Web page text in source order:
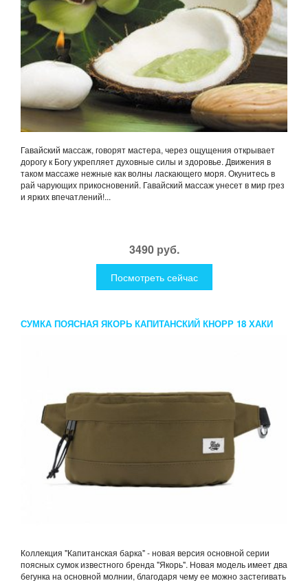
Гавайский массаж, говорят мастера, через ощущения открывает
дорогу к Богу укрепляет духовные силы и здоровье. Движения в
таком массаже нежные как волны ласкающего моря. Окунитесь в
рай чарующих прикосновений. Гавайский массаж унесет в мир грез
и ярких впечатлений!...
3490 руб.
Посмотреть сейчас
СУМКА ПОЯСНАЯ ЯКОРЬ КАПИТАНСКИЙ КНОРР 18 ХАКИ
Коллекция "Капитанская барка" - новая версия основной серии
поясных сумок известного бренда "Якорь". Новая модель имеет два
бегунка на основной молнии, благодаря чему ее можно застегивать